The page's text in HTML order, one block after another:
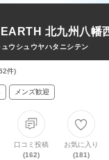
北九州八幡
ウシュウヤハタニシテン
件)
メンズ歓迎
口コミ投稿
(162)
お気に入り
(181)